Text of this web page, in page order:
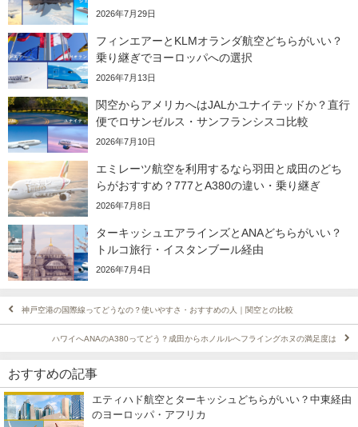
2026年7月29日
フィンエアーとKLMオランダ航空どちらがいい？
乗り継ぎでヨーロッパへの選択
2026年7月13日
関空からアメリカへはJALかユナイテッドか？直行
便でロサンゼルス・サンフランシスコ比較
2026年7月10日
エミレーツ航空を利用するなら羽田と成田のどち
らがおすすめ？777とA380の違い・乗り継ぎ
2026年7月8日
ターキッシュエアラインズとANAどちらがいい？
トルコ旅行・イスタンブール経由
2026年7月4日
神戸空港の国際線ってどうなの？使いやすさ・おすすめの人｜関空との比較
ハワイへANAのA380ってどう？成田からホノルルへフライングホヌの満足度は
おすすめの記事
エティハド航空とターキッシュどちらがいい？中東経由
のヨーロッパ・アフリカ